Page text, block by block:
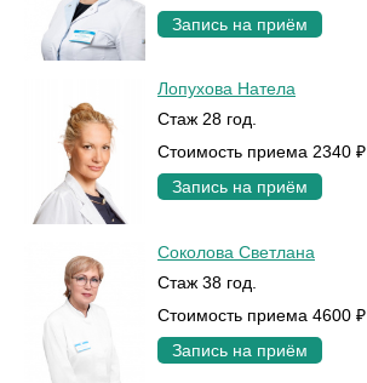
Запись на приём
Лопухова Натела
Стаж 28 год.
Стоимость приема 2340 ₽
Запись на приём
Соколова Светлана
Стаж 38 год.
Стоимость приема 4600 ₽
Запись на приём